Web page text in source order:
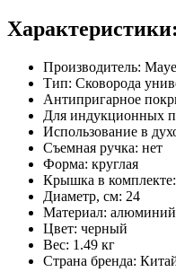
Характеристики:
Производитель:
Тип: Сковорода
Антипригарное
Для индукционных
Использование в
Съемная ручка: нет
Форма: круглая
Крышка в комплекте:
Диаметр, см: 24
Материал: алюминий
Цвет: черный
Вес: 1.49 кг
Страна бренда: